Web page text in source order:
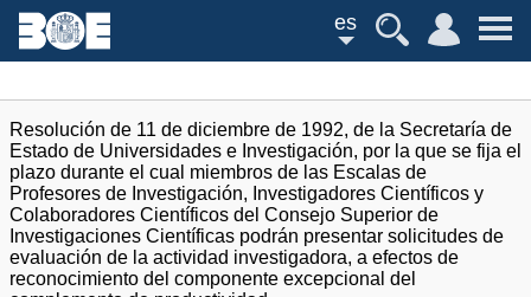
es
Resolución de 11 de diciembre de 1992, de la Secretaría de
Estado de Universidades e Investigación, por la que se fija el
plazo durante el cual miembros de las Escalas de
Profesores de Investigación, Investigadores Científicos y
Colaboradores Científicos del Consejo Superior de
Investigaciones Científicas podrán presentar solicitudes de
evaluación de la actividad investigadora, a efectos de
reconocimiento del componente excepcional del